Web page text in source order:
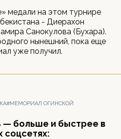
медали на этом турнире
- Диерахон
Санокулова (Бухара).
нынешний, пока еще
уже получил.
#МЕМОРИАЛ ОГИНСКОЙ
— больше и быстрее в
соцсетях: